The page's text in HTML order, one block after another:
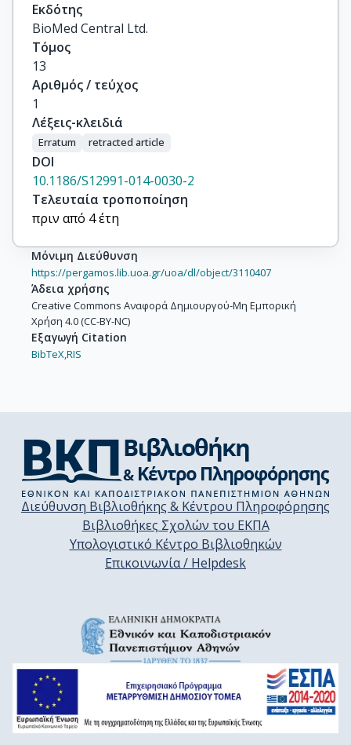
Εκδότης
BioMed Central Ltd.
Τόμος
13
Αριθμός / τεύχος
1
Λέξεις-κλειδιά
Erratum retracted article
DOI
10.1186/S12991-014-0030-2
Τελευταία τροποποίηση
πριν από 4 έτη
Μόνιμη Διεύθυνση
https://pergamos.lib.uoa.gr/uoa/dl/object/3110407
Άδεια χρήσης
Creative Commons Αναφορά Δημιουργού-Μη Εμπορική
Χρήση 4.0 (CC-BY-NC)
Εξαγωγή Citation
BibTeX,RIS
Διεύθυνση Βιβλιοθήκης & Κέντρου Πληροφόρησης
Βιβλιοθήκες Σχολών του ΕΚΠΑ
Υπολογιστικό Κέντρο Βιβλιοθηκών
Επικοινωνία / Helpdesk